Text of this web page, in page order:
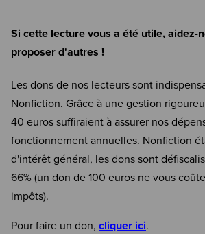
Si cette lecture vous a été utile, aidez-
proposer d'autres !
Les dons de nos lecteurs sont
Nonfiction. Grâce à une gestion
40 euros suffiraient à assurer nos
fonctionnement annuelles. Nonfiction
d'intérêt général, les dons sont
66% (un don de 100 euros ne vous
impôts).
Pour faire un don, cliquer ici.